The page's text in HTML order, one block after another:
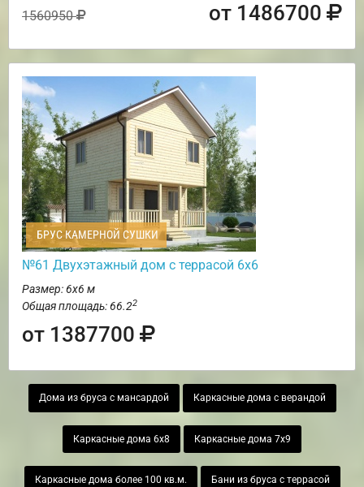
1560950 от 1486700
БРУС КАМЕРНОЙ СУШКИ
№61 Двухэтажный дом с террасой 6х6
Размер: 6х6 м
Общая площадь: 66.22
от 1387700
Дома из бруса с мансардой Каркасные дома с верандой
Каркасные дома 6х8 Каркасные дома 7х9
Каркасные дома более 100 кв.м. Бани из бруса с террасой